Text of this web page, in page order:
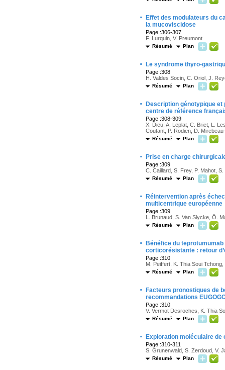
·
Effet des modulateurs du
la mucoviscidose
Page :306-307
F. Lurquin, V. Preumont
Résumé Plan
· Le syndrome thyro-
Page :308
H. Valdes Socin, C. Oriol, J.
Résumé Plan
·
Description génotypique
centre de référence
Page :308-309
X. Dieu, A. Leplat, C. Briet, L.
Coutant, P. Rodien, D.
Résumé Plan
· Prise en charge
Page :309
C. Caillard, S. Frey, P. Mahot,
Résumé Plan
·
Réintervention après
multicentrique européenne
Page :309
L. Brunaud, S. Van Slycke, Ö.
Résumé Plan
·
Bénéfice du
corticorésistante : retour
Page :310
M. Peiffert, K. Thia Soui
Résumé Plan
·
Facteurs pronostiques de
recommandations
Page :310
V. Vermot Desroches, K. Thia
Résumé Plan
· Exploration moléculaire
Page :310-311
S. Grunenwald, S. Zerdoud, V.
Résumé Plan